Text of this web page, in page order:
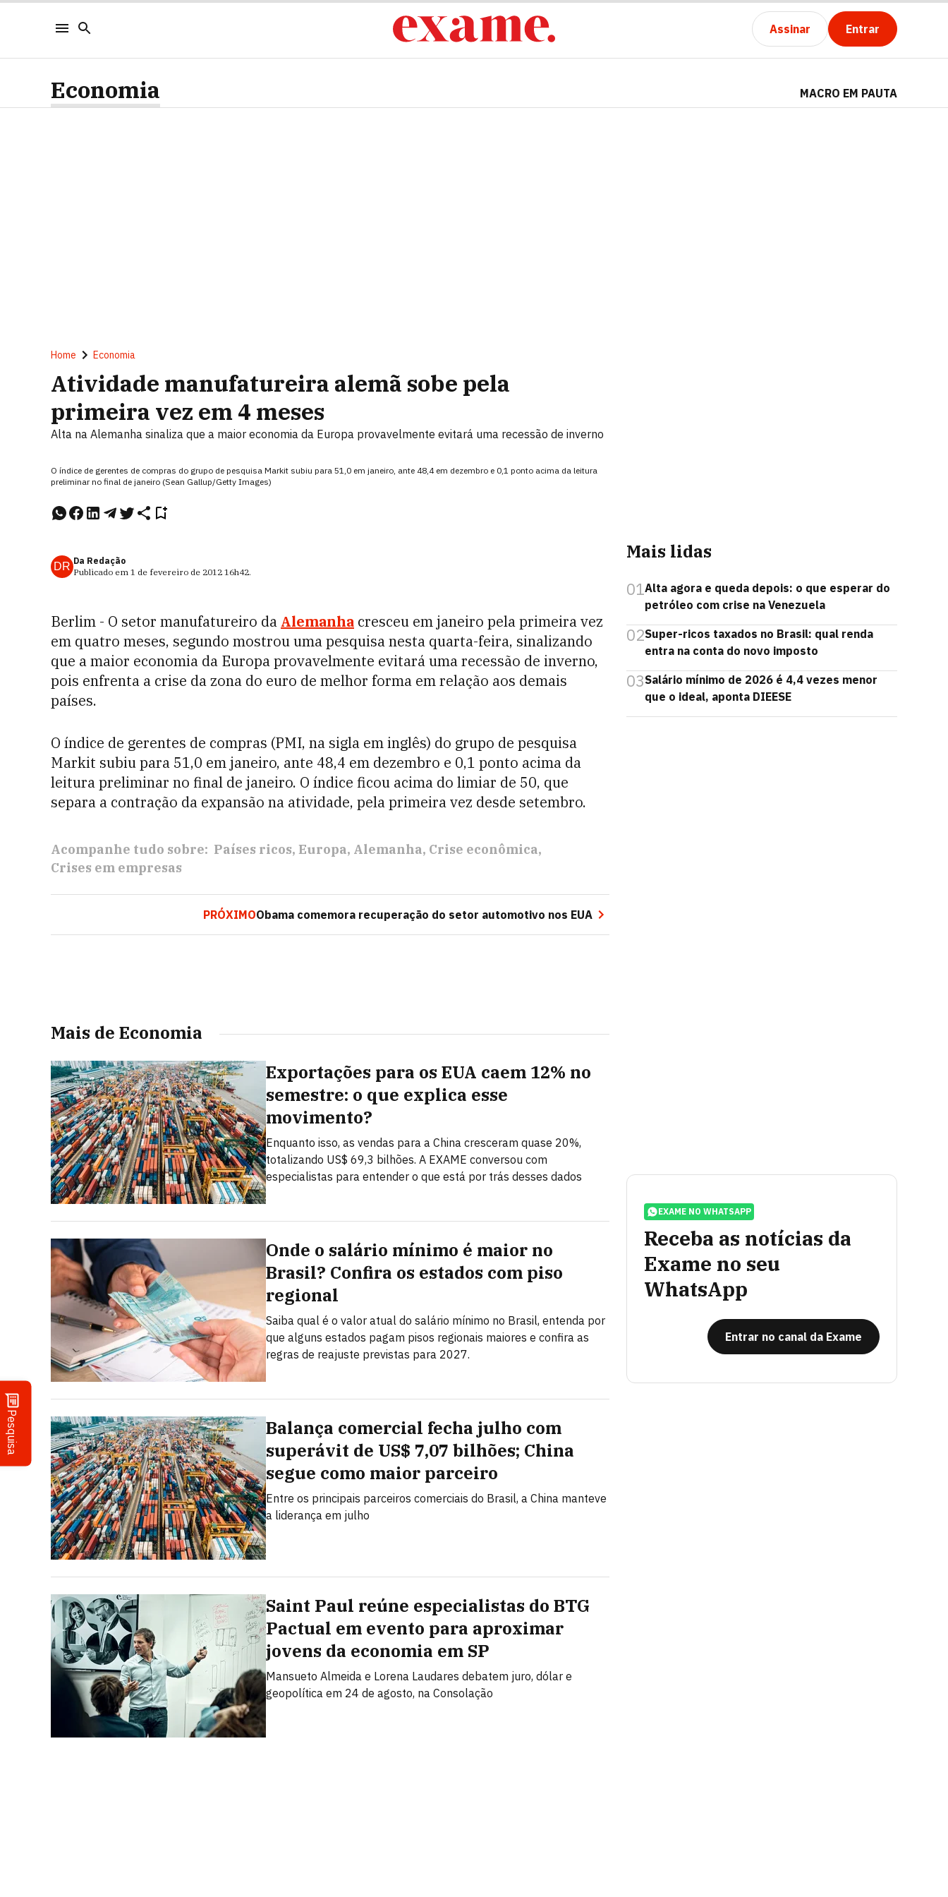
Assinar Entrar
Pesquisa
Economia MACRO EM PAUTA
Home Economia
Atividade manufatureira alemã sobe pela
primeira vez em 4 meses
Alta na Alemanha sinaliza que a maior economia da Europa provavelmente evitará uma recessão de inverno
O índice de gerentes de compras do grupo de pesquisa Markit subiu para 51,0 em janeiro, ante 48,4 em dezembro e 0,1 ponto acima da leitura
preliminar no final de janeiro (Sean Gallup/Getty Images)
DR Da Redação
Publicado em 1 de fevereiro de 2012 16h42.
Berlim - O setor manufatureiro da Alemanha cresceu em janeiro pela primeira vez
em quatro meses, segundo mostrou uma pesquisa nesta quarta-feira, sinalizando
que a maior economia da Europa provavelmente evitará uma recessão de inverno,
pois enfrenta a crise da zona do euro de melhor forma em relação aos demais
países.
O índice de gerentes de compras (PMI, na sigla em inglês) do grupo de pesquisa
Markit subiu para 51,0 em janeiro, ante 48,4 em dezembro e 0,1 ponto acima da
leitura preliminar no final de janeiro. O índice ficou acima do limiar de 50, que
separa a contração da expansão na atividade, pela primeira vez desde setembro.
Acompanhe tudo sobre: Países ricos Europa Alemanha Crise econômica
Crises em empresas
PRÓXIMOObama comemora recuperação do setor automotivo nos EUA
Mais de Economia
Exportações para os EUA caem 12% no
semestre: o que explica esse
movimento?
Enquanto isso, as vendas para a China cresceram quase 20%,
totalizando US$ 69,3 bilhões. A EXAME conversou com
especialistas para entender o que está por trás desses dados
Onde o salário mínimo é maior no
Brasil? Confira os estados com piso
regional
Saiba qual é o valor atual do salário mínimo no Brasil, entenda por
que alguns estados pagam pisos regionais maiores e confira as
regras de reajuste previstas para 2027.
Balança comercial fecha julho com
superávit de US$ 7,07 bilhões; China
segue como maior parceiro
Entre os principais parceiros comerciais do Brasil, a China manteve
a liderança em julho
Saint Paul reúne especialistas do BTG
Pactual em evento para aproximar
jovens da economia em SP
Mansueto Almeida e Lorena Laudares debatem juro, dólar e
geopolítica em 24 de agosto, na Consolação
Mais lidas
01Alta agora e queda depois: o que esperar do
petróleo com crise na Venezuela
02Super-ricos taxados no Brasil: qual renda
entra na conta do novo imposto
03Salário mínimo de 2026 é 4,4 vezes menor
que o ideal, aponta DIEESE
EXAME NO WHATSAPP
Receba as notícias da
Exame no seu
WhatsApp
Entrar no canal da Exame